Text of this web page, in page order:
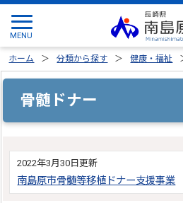
ホーム 分類から探す 健康・福祉
骨髄ドナー
2022年3月30日更新
南島原市骨髄等移植ドナー支援事業